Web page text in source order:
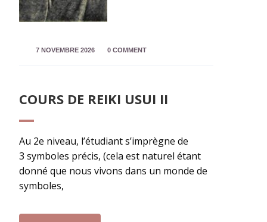
7 NOVEMBRE 2026 0 COMMENT
COURS DE REIKI USUI II
Au 2e niveau, l’étudiant s’imprègne de
3 symboles précis, (cela est naturel étant
donné que nous vivons dans un monde de
symboles,